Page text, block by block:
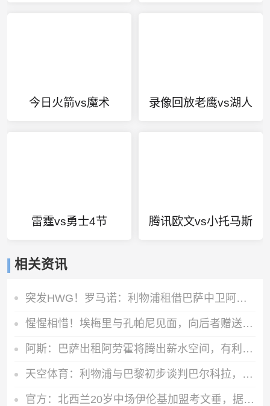
今日火箭vs魔术 录像回放老鹰vs湖人
雷霆vs勇士4节 腾讯欧文vs小托马斯
相关资讯
突发HWG！罗马诺：利物浦租借巴萨中卫阿劳霍达口头协议
惺惺相惜！埃梅里与孔帕尼见面，向后者赠送礼物
阿斯：巴萨出租阿劳霍将腾出薪水空间，有利于接下来引进罗德里
天空体育：利物浦与巴黎初步谈判巴尔科拉，但估值存在巨大差距
官方：北西兰20岁中场伊伦基加盟考文垂，据悉转会费3000万欧